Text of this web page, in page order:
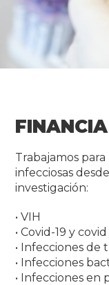
Trabajamos
infecciosas
investigación:
• VIH
• Covid-19 y
• Infecciones de
• Infecciones
• Infecciones